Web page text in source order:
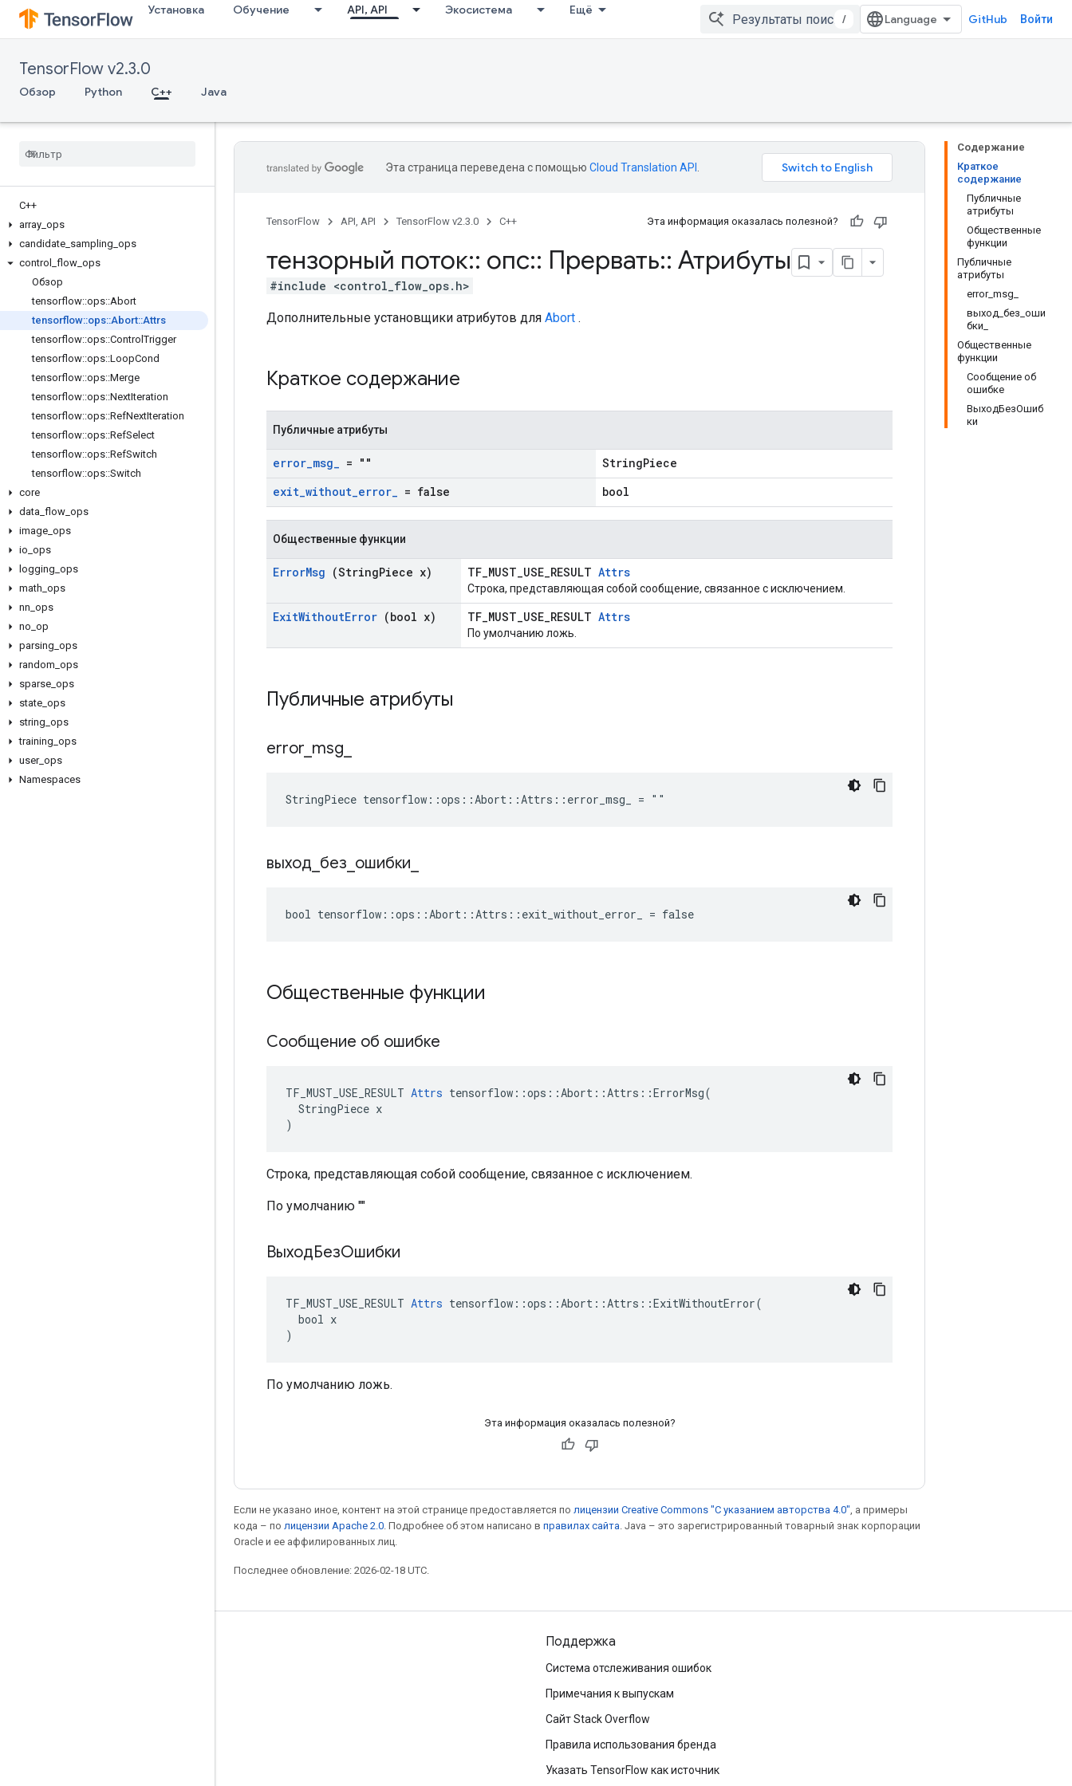
Установка Обучение API, API Экосистема Ещё
/ GitHub Войти
TensorFlow v2.3.0
Обзор Python C++ Java
C++
array ops
candidate sampling ops
control
flow ops
Обзор
tensorflow::ops::Abort
tensorflow::ops::Abort::Attrs
tensorflow::ops::ControlTrigger
tensorflow::ops::LoopCond
tensorflow::ops::Merge
tensorflow::ops::NextIteration
tensorflow::ops::RefNextIteration
tensorflow::ops::RefSelect
tensorflow::ops::RefSwitch
tensorflow::ops::Switch
core
data flow ops
image ops
io ops
logging ops
math ops
nn ops
no op
parsing ops
random ops
sparse ops
state ops
string ops
training ops
user_ ops
Namespaces
Содержание
Краткое
содержание
Публичные
атрибуты
Общественные
функции
Публичные
атрибуты
error_msg_
выход_без_оши
бки_
Общественные
функции
Сообщение об
ошибке
ВыходБезОшиб
ки
Эта страница переведена с помощью Cloud Translation API
TensorFlow API, API TensorFlow v2.3.0 C++ Эта информация оказалась полезной?
тензорный поток:: опс:: Прервать:: Атрибуты
#include <control_flow_ops.h>
Дополнительные установщики атрибутов для Abort .
Краткое содержание
Публичные атрибуты
error_msg_ = ""
StringPiece
exit_without_error_ = false bool
Общественные функции
ErrorMsg (StringPiece x) TF_MUST_USE_RESULT Attrs
Строка, представляющая собой сообщение, связанное с исключением.
ExitWithoutError (bool x) TF_MUST_USE_RESULT Attrs
По умолчанию ложь.
Публичные атрибуты
error msg
StringPiece tensorflow::ops::Abort::Attrs::error_msg_ = ""
выход без ошибки
bool tensorflow::ops::Abort::Attrs::exit_without_error_ = false
Общественные функции
Сообщение об ошибке
TF_MUST_USE_RESULT Attrs tensorflow::ops::Abort::Attrs::ErrorMsg(
  StringPiece x
)
Строка, представляющая собой сообщение, связанное с исключением.
По умолчанию ""
ВыходБезОшибки
TF_MUST_USE_RESULT Attrs tensorflow::ops::Abort::Attrs::ExitWithoutError(
  bool x
)
По умолчанию ложь.
Эта информация оказалась полезной?
Если не указано иное, контент на этой странице предоставляется по лицензии Creative Commons "С указанием авторства 4.0" , а примеры
кода – по лицензии Apache 2.0 . Подробнее об этом написано в правилах сайта . Java – это зарегистрированный товарный знак корпорации
Oracle и ее аффилированных лиц.
Последнее обновление: 2026-02-18 UTC.
Поддержка
Система отслеживания ошибок
Примечания к выпускам
Сайт Stack Overflow
Правила использования бренда
Указать TensorFlow как источник